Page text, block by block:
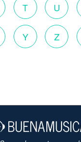
T U
Y Z